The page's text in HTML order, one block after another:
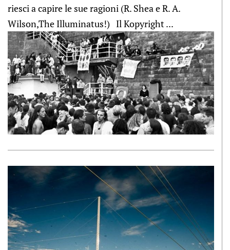
riesci a capire le sue ragioni (R. Shea e R. A.
Wilson,The Illuminatus!) Il Kopyright ...